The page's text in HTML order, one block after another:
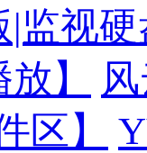
|监视
】
区】